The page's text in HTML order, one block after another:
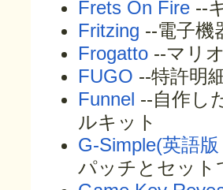
Frets On Fire --
Fritzing --電子機
Frogatto --マリ
FUGO --特許明
Funnel --自作し
ルキット
G-Simple(英語
パッチとセット